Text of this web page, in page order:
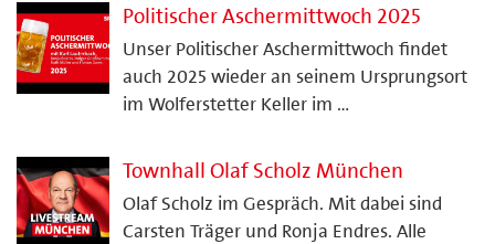
Politischer Aschermittwoch 2025
Unser Politischer Aschermittwoch findet
auch 2025 wieder an seinem Ursprungsort
im Wolferstetter Keller im …
Townhall Olaf Scholz München
Olaf Scholz im Gespräch. Mit dabei sind
Carsten Träger und Ronja Endres. Alle